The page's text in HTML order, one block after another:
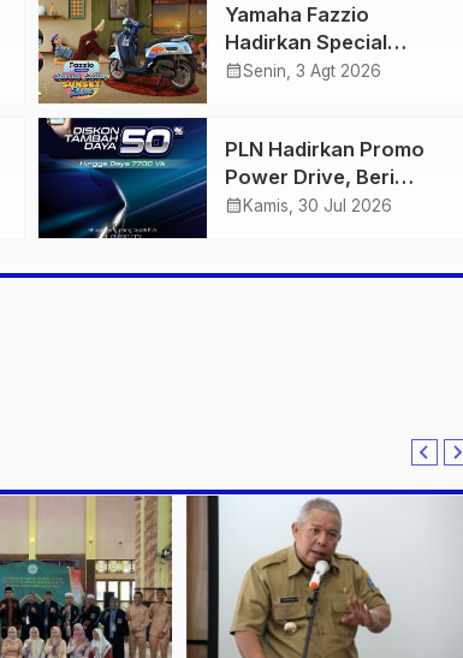
Yamaha Fazzio
Hadirkan Special
Edition Sunset Blue,
Semakin Skena
calendar_monthSenin, 3 Agt 2026
PLN Hadirkan Promo
Power Drive, Beri
Diskon Tambah Daya
calendar_month Kamis, 30 Jul 2026